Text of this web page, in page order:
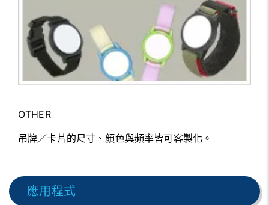
OTHER
吊牌／卡片的尺寸、顏色與頻率皆可客製化。
應用程式